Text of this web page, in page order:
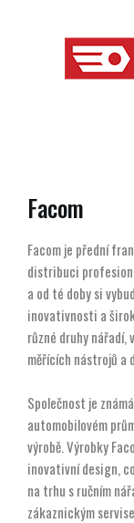
Facom
Facom je přední
distribuci
a od té doby si
inovativnosti a
různé druhy nářadí,
měřících nástrojů a
Společnost je
automobilovém
výrobě. Výrobky
inovativní design,
na trhu s ručním
zákaznickým